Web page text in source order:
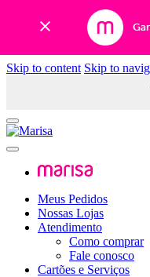
Skip to content Skip to
Meus Pedidos
Nossas Lojas
Atendimento
Como comprar
Fale conosco
Cartões e Serviços